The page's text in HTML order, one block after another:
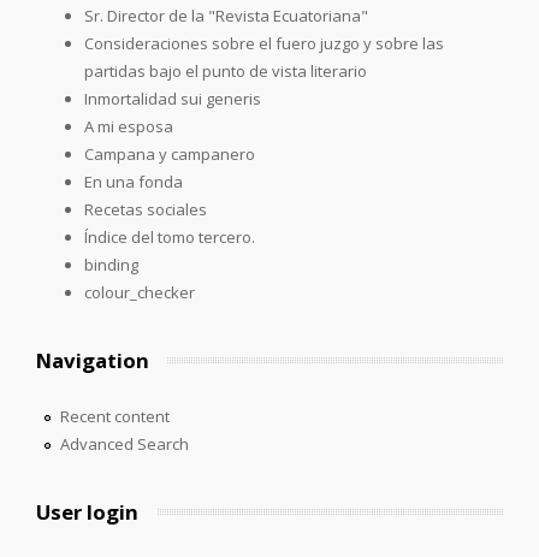
Sr. Director de la "Revista Ecuatoriana"
Consideraciones sobre el fuero juzgo y sobre las
partidas bajo el punto de vista literario
Inmortalidad sui generis
A mi esposa
Campana y campanero
En una fonda
Recetas sociales
Índice del tomo tercero.
binding
colour_checker
Navigation
Recent content
Advanced Search
User login